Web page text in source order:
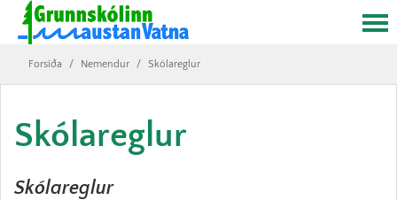
Forsíða / Nemendur / Skólareglur
Skólareglur
Skólareglur